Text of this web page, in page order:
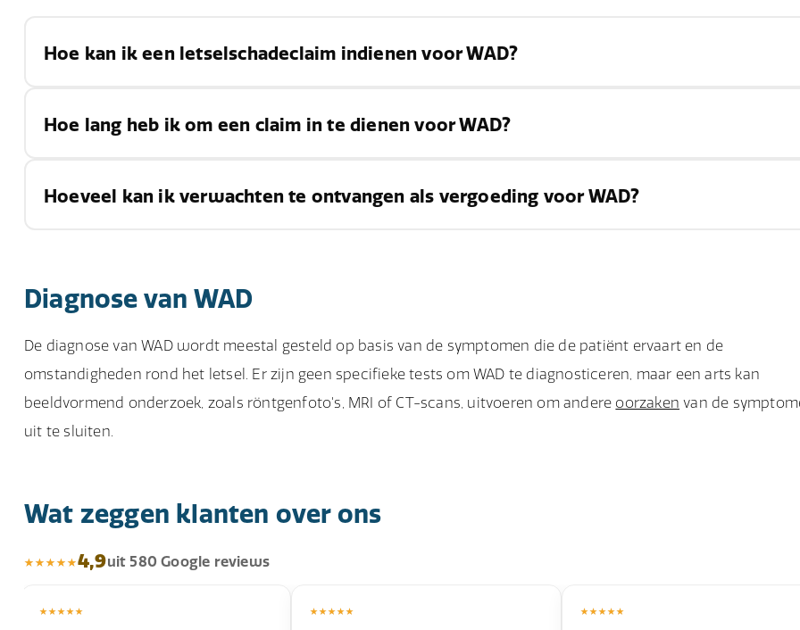
Hoe kan ik een letselschadeclaim indienen voor WAD?
Om een letselschadeclaim in te dienen voor WAD, kunt u het beste een gespecialiseerde
inschakelen die u kan helpen bij het verzamelen van bewijs, het indienen van de claim en het onderhandelen
Hoe lang heb ik om een claim in te dienen voor WAD?
In Nederland heeft u over het algemeen vijf jaar de tijd om een letselschadeclaim in te dienen, gerekend vanaf
en de aansprakelijke partij. Het is echter belangrijk om zo snel
Hoeveel kan ik verwachten te ontvangen als vergoeding voor WAD?
kosten die u heeft gemaakt als gevolg van het letsel. Een letselschadeadvocaat kan u helpen bij het bepalen
redelijke vergoeding op basis van uw specifieke situatie.
Diagnose van WAD
De diagnose van WAD wordt meestal gesteld op basis van de symptomen die de patiënt ervaart en de
omstandigheden rond het letsel. Er zijn geen specifieke tests om WAD te diagnosticeren, maar een arts kan
beeldvormend onderzoek, zoals röntgenfoto's, MRI of CT-scans, uitvoeren om andere oorzaken van de
uit te sluiten.
Wat zeggen klanten over ons
4,9uit 580 Google reviews